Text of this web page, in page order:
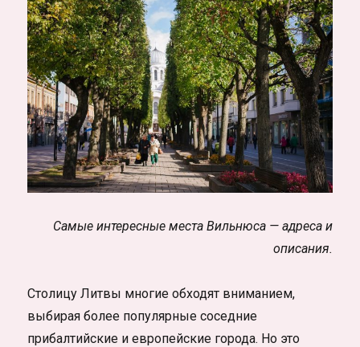
Самые интересные места Вильнюса — адреса и
описания.
Столицу Литвы многие обходят вниманием,
выбирая более популярные соседние
прибалтийские и европейские города. Но это